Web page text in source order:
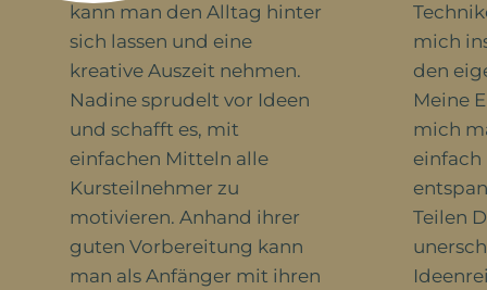
kann man den Alltag hinter
sich lassen und eine
kreative Auszeit nehmen.
Nadine sprudelt vor Ideen
und schafft es, mit
einfachen Mitteln alle
Kursteilnehmer zu
motivieren. Anhand ihrer
guten Vorbereitung kann
man als Anfänger mit ihren
mich
den
Meine
mich
einfach
Teilen